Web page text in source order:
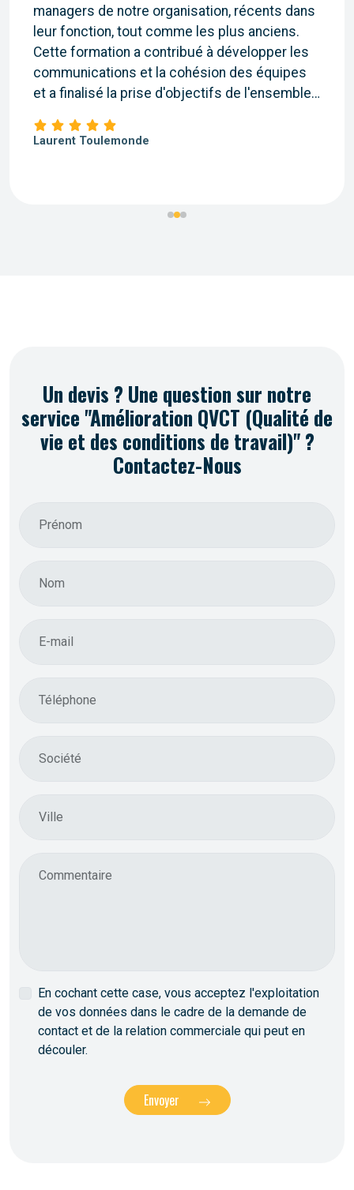
managers de notre organisation, récents dans
leur fonction, tout comme les plus anciens.
Cette formation a contribué à développer les
communications et la cohésion des équipes
et a finalisé la prise d'objectifs de l'ensemble
Je recommande Thali Formation qui adaptera
Laurent Toulemonde
Un devis ? Une question sur notre
service "Amélioration QVCT (Qualité de
vie et des conditions de travail)" ?
Contactez-Nous
Prénom
Nom
E-mail
Téléphone
Société
Ville
Commentaire
En cochant cette case, vous acceptez l'exploitation
de vos données dans le cadre de la demande de
contact et de la relation commerciale qui peut en
découler.
Envoyer